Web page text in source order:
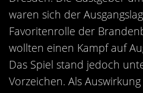
Fotos
Videos
Kontakt
waren sich der
Favoritenrolle der
wollten einen Kampf auf
Das Spiel stand jedoch
Vorzeichen. Als